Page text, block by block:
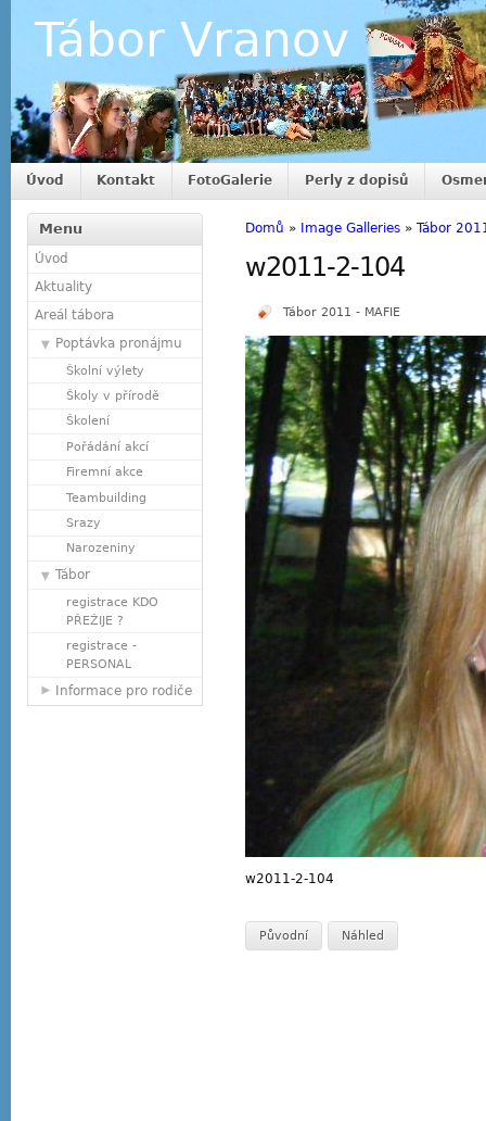
Tábor Vranov
Úvod Kontakt FotoGalerie Perly z dopisů
Menu
Úvod
Aktuality
Areál tábora
Poptávka pronájmu
Školní výlety
Školy v přírodě
Školení
Pořádání akcí
Firemní akce
Teambuilding
Srazy
Narozeniny
Tábor
registrace KDO
PŘEŽIJE ?
registrace -
PERSONAL
Informace pro rodiče
Domů » Image Galleries » Tábor
w2011-2-104
Tábor 2011 - MAFIE
w2011-2-104
Původní Náhled